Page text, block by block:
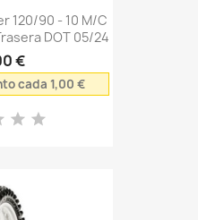
120/90 - 10 M/C
DOT 05/24
€
cada 1,00 €